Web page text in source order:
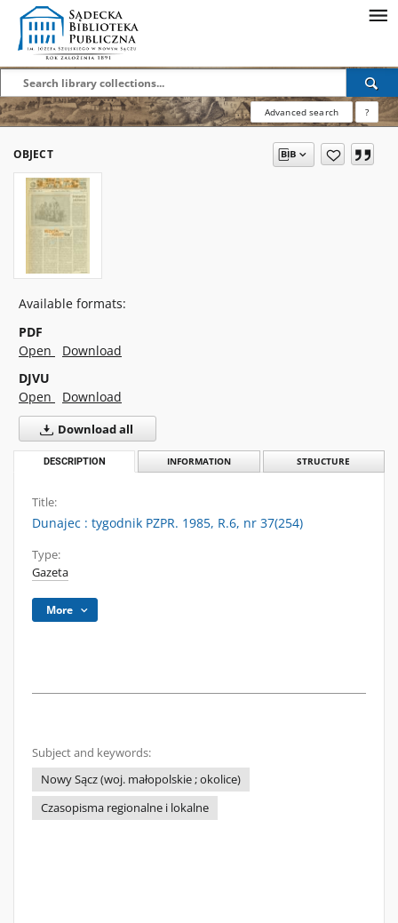
Advanced search ?
OBJECT
Available formats:
PDF
Open
Download
DJVU
Open
Download
Download all
DESCRIPTION INFORMATION STRUCTURE
Title:
Dunajec : tygodnik PZPR. 1985, R.6, nr 37(254)
Type:
Gazeta
More
Subject and keywords:
Nowy Sącz (woj. małopolskie ; okolice)
Czasopisma regionalne i lokalne